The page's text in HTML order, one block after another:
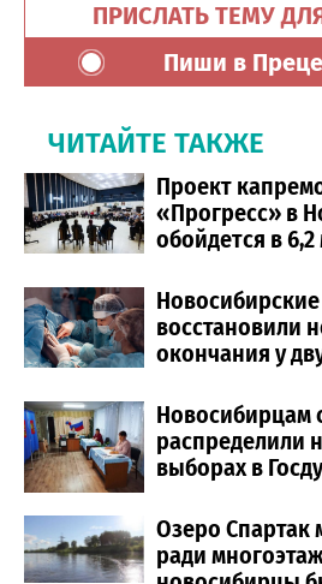
ПРИСЛАТЬ ТЕМУ
Пиши в
ЧИТАЙТЕ ТАКЖЕ
Проект
«Прогресс» в
обойдется в
восстановили
окончания у
Новосибирцам
распределили
выборах в
Озеро Спартак
ради